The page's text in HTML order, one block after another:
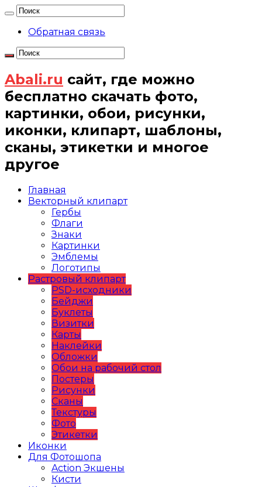
Обратная связь
Abali.ru сайт, где можно
бесплатно скачать фото,
картинки, обои, рисунки,
иконки, клипарт, шаблоны,
сканы, этикетки и многое
другое
Главная
Векторный клипарт
Гербы
Флаги
Знаки
Картинки
Эмблемы
Логотипы
Растровый клипарт
PSD-исходники
Бейджи
Буклеты
Визитки
Карты
Наклейки
Обложки
Обои на рабочий стол
Постеры
Рисунки
Сканы
Текстуры
Фото
Этикетки
Иконки
Для Фотошопа
Action Экшены
Кисти